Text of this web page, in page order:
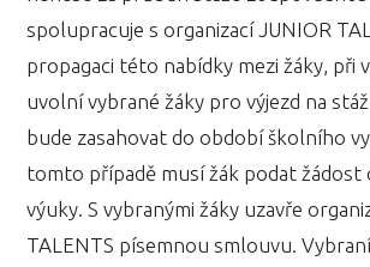
spolupracuje s organizací JUNIOR
propagaci této nabídky mezi žáky, při
uvolní vybrané žáky pro výjezd na
bude zasahovat do období školního
tomto případě musí žák podat žádost
výuky. S vybranými žáky uzavře
TALENTS písemnou smlouvu.